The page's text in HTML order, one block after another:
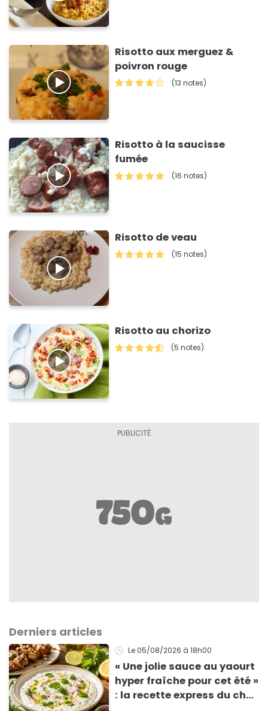
Risotto aux merguez &
poivron rouge
(13 notes)
Risotto à la saucisse
fumée
(16 notes)
Risotto de veau
(15 notes)
Risotto au chorizo
(5 notes)
Derniers articles
Le 05/08/2026 à 18h00
« Une jolie sauce au yaourt
hyper fraîche pour cet été »
: la recette express du chef